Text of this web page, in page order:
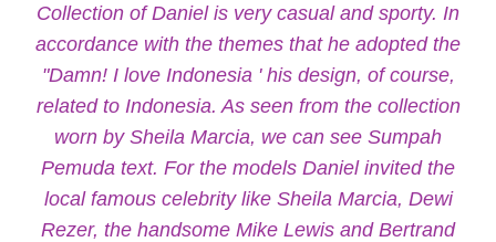
Collection of Daniel is very casual and sporty. In
accordance with the themes that he adopted the
"Damn! I love Indonesia ' his design, of course,
related to Indonesia.As seen from the collection
worn by Sheila Marcia, we can see Sumpah
Pemuda text. For the models Daniel invited the
local famous celebrity like Sheila Marcia, Dewi
Rezer, the handsome Mike Lewis and Bertrand